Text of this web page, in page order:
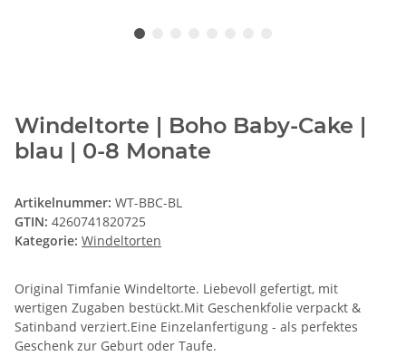
Windeltorte | Boho Baby-Cake |
blau | 0-8 Monate
Artikelnummer: WT-BBC-BL
GTIN: 4260741820725
Kategorie: Windeltorten
Original Timfanie Windeltorte. Liebevoll gefertigt, mit
wertigen Zugaben bestückt.Mit Geschenkfolie verpackt &
Satinband verziert.Eine Einzelanfertigung - als perfektes
Geschenk zur Geburt oder Taufe.